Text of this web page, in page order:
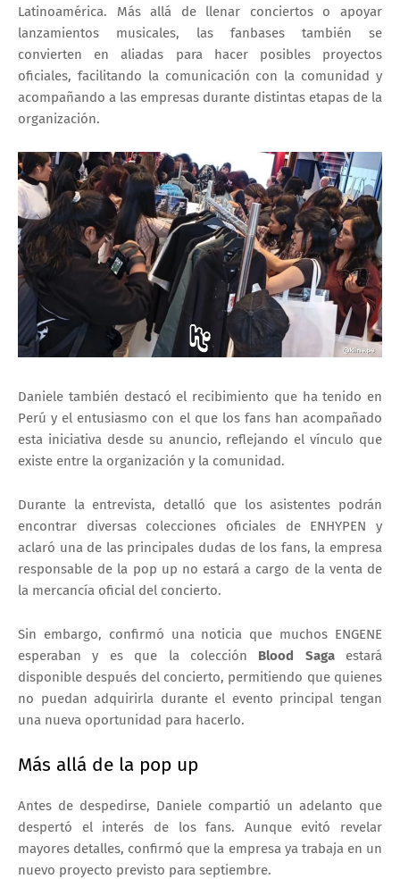
Latinoamérica. Más allá de llenar conciertos o apoyar
lanzamientos musicales, las fanbases también se
convierten en aliadas para hacer posibles proyectos
oficiales, facilitando la comunicación con la comunidad y
acompañando a las empresas durante distintas etapas de la
organización.
Daniele también destacó el recibimiento que ha tenido en
Perú y el entusiasmo con el que los fans han acompañado
esta iniciativa desde su anuncio, reflejando el vínculo que
existe entre la organización y la comunidad.
Durante la entrevista, detalló que los asistentes podrán
encontrar diversas colecciones oficiales de ENHYPEN y
aclaró una de las principales dudas de los fans, la empresa
responsable de la pop up no estará a cargo de la venta de
la mercancía oficial del concierto.
Sin embargo, confirmó una noticia que muchos ENGENE
esperaban y es que la colección Blood Sagaestará
disponible después del concierto, permitiendo que quienes
no puedan adquirirla durante el evento principal tengan
una nueva oportunidad para hacerlo.
Más allá de la pop up
Antes de despedirse, Daniele compartió un adelanto que
despertó el interés de los fans. Aunque evitó revelar
mayores detalles, confirmó que la empresa ya trabaja en un
nuevo proyecto previsto para septiembre.